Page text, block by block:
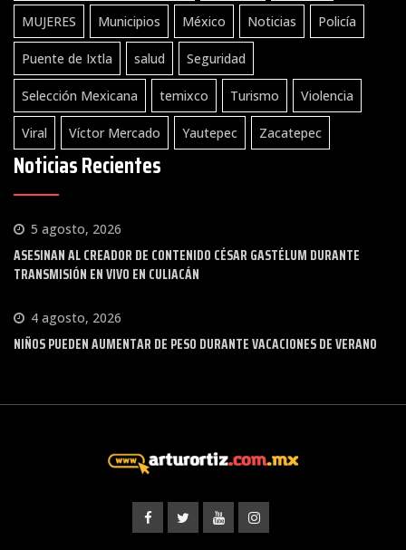
MUJERES Municipios México Noticias Policía
Puente de Ixtla salud Seguridad
Selección Mexicana temixco Turismo Violencia
Viral Víctor Mercado Yautepec Zacatepec
Noticias Recientes
5 agosto, 2026
ASESINAN AL CREADOR DE CONTENIDO CÉSAR GASTÉLUM DURANTE
TRANSMISIÓN EN VIVO EN CULIACÁN
4 agosto, 2026
NIÑOS PUEDEN AUMENTAR DE PESO DURANTE VACACIONES DE VERANO